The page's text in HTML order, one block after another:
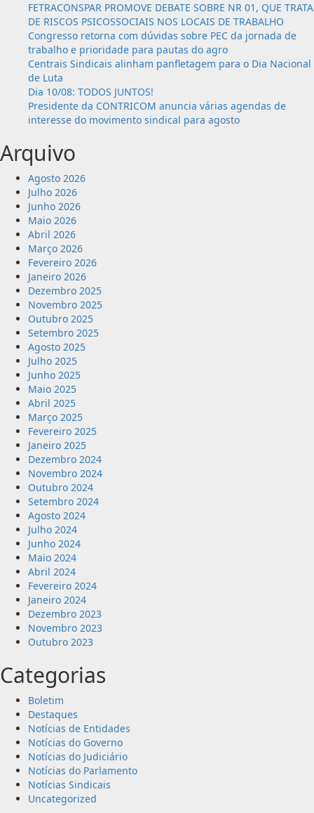
Trabalhista
são
mera
estimativa,
decide
TST
FETRACONSPAR PROMOVE DEBATE SOBRE NR 01, QUE TRATA
DE RISCOS PSICOSSOCIAIS NOS LOCAIS DE TRABALHO
Congresso retorna com dúvidas sobre PEC da jornada de
trabalho e prioridade para pautas do agro
Centrais Sindicais alinham panfletagem para o Dia Nacional
de Luta
Dia 10/08: TODOS JUNTOS!
Presidente da CONTRICOM anuncia várias agendas de
interesse do movimento sindical para agosto
Arquivo
Agosto 2026
Julho 2026
Junho 2026
Maio 2026
Abril 2026
Março 2026
Fevereiro 2026
Janeiro 2026
Dezembro 2025
Novembro 2025
Outubro 2025
Setembro 2025
Agosto 2025
Julho 2025
Junho 2025
Maio 2025
Abril 2025
Março 2025
Fevereiro 2025
Janeiro 2025
Dezembro 2024
Novembro 2024
Outubro 2024
Setembro 2024
Agosto 2024
Julho 2024
Junho 2024
Maio 2024
Abril 2024
Fevereiro 2024
Janeiro 2024
Dezembro 2023
Novembro 2023
Outubro 2023
Categorias
Boletim
Destaques
Notícias de Entidades
Notícias do Governo
Notícias do Judiciário
Notícias do Parlamento
Notícias Sindicais
Uncategorized